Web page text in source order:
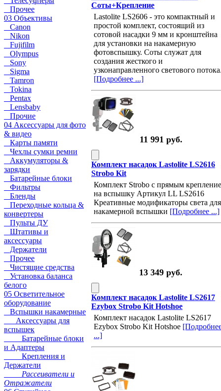
Прочее
03 Объективы
Canon
Nikon
Fujifilm
Olympus
Sony
Sigma
Tamron
Tokina
Pentax
Lensbaby
Прочие
04 Аксессуары для фото
& видео
Карты памяти
Чехлы сумки ремни
Аккумуляторы &
зарядки
Батарейные блоки
Фильтры
Бленды
Переходные кольца &
конвертеры
Пульты ДУ
Штативы и
аксессуары
Держатели
Прочее
Чистящие средства
Установка баланса
белого
05 Осветительное
оборудование
Вспышки накамерные
Аксессуары для
вспышек
Батарейные блоки
и Адаптеры
Крепления и
Держатели
Рассеиватели и
Отражатели
Соты+Крепление
Lastolite LS2606 - это компактный и
простой комплект, состоящий из
сотовой насадки 9 мм и кронштейна
для установки на накамерную
фотовспышку. Соты служат для
создания жесткого и
узконаправленного светового
[Подробнее ...]
11 991 руб.
Комплект насадок Lastolite LS2616
Strobo Kit
Комплект Strobo с прямым
на вспышку Артикул LL LS2616
Креативные модификаторы света для
накамерной вспышки [Подробнее ...]
13 349 руб.
Комплект насадок Lastolite LS2617
Ezybox Strobo Kit Hotshoe
Комплект насадок Lastolite LS2617
Ezybox Strobo Kit Hotshoe
...]